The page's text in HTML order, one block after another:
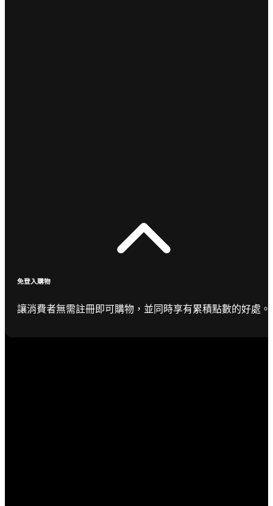
免登入購物
讓消費者無需註冊即可購物，並同時享有累積點數的好處。